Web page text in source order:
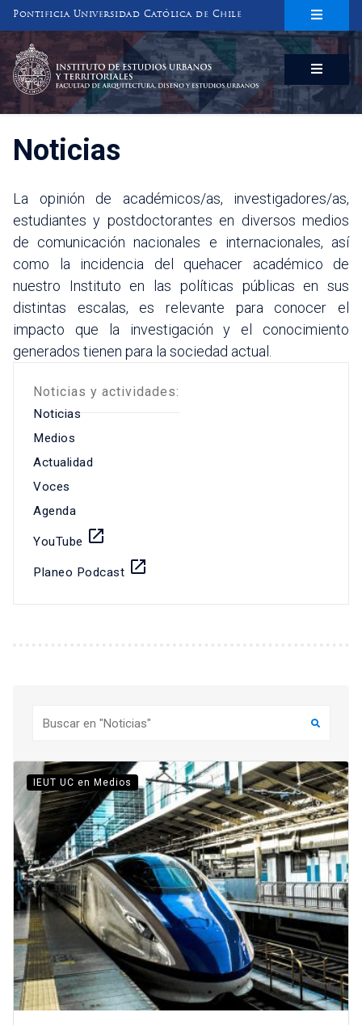
Pontificia Universidad Católica de Chile
INSTITUTO DE ESTUDIOS URBANOS
Y TERRITORIALES
FACULTAD DE ARQUITECTURA, DISEÑO Y ESTUDIOS URBANOS
Noticias
La opinión de académicos/as, investigadores/as,
estudiantes y postdoctorantes en diversos medios
de comunicación nacionales e internacionales, así
como la incidencia del quehacer académico de
nuestro Instituto en las políticas públicas en sus
distintas escalas, es relevante para conocer el
impacto que la investigación y el conocimiento
generados tienen para la sociedad actual.
Noticias y actividades:
Noticias
Medios
Actualidad
Voces
Agenda
YouTube launch
Planeo Podcast launch
IEUT UC en Medios